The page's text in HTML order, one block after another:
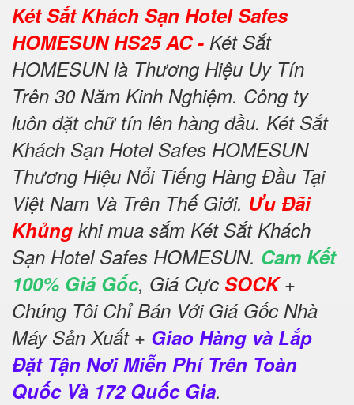
Két Sắt Khách Sạn Hotel Safes
HOMESUN HS25 AC - Két Sắt
HOMESUN là Thương Hiệu Uy Tín
Trên 30 Năm Kinh Nghiệm. Công ty
luôn đặt chữ tín lên hàng đầu. Két Sắt
Khách Sạn Hotel Safes HOMESUN
Thương Hiệu Nổi Tiếng Hàng Đầu Tại
Việt Nam Và Trên Thế Giới. Ưu Đãi
Khủng khi mua sắm Két Sắt Khách
Sạn Hotel Safes HOMESUN. Cam Kết
100% Giá Gốc, Giá Cực SOCK+
Chúng Tôi Chỉ Bán Với Giá Gốc Nhà
Máy Sản Xuất + Giao Hàng và Lắp
Đặt Tận Nơi Miễn Phí Trên Toàn
Quốc Và 172 Quốc Gia.